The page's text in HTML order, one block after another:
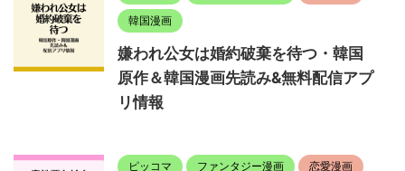
韓国漫画
嫌われ公女は婚約破棄を待つ・韓国
原作＆韓国漫画先読み&無料配信アプ
リ情報
ピッコマ ファンタジー漫画 恋愛漫画